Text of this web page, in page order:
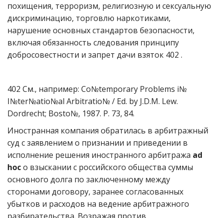
похищения, терроризм, религиозную и сексуальную
дискриминацию, торговлю наркотиками,
нарушение основных стандартов безопасности,
включая обязанность следования принципу
добросовестности и запрет дачи взяток 402 .
402 См., например: Co№temporary Problems i№
I№ter№atio№al Arbitratio№ / Ed. by J.D.M. Lew.
Dordrecht; Bosto№, 1987. P. 73, 84.
Иностранная компания обратилась в арбитражный
суд с заявлением о признании и приведении в
исполнение решения иностранного арбитража ad
hocо взыскании с российского общества суммы
основного долга по заключенному между
сторонами договору, заранее согласованных
убытков и расходов на ведение арбитражного